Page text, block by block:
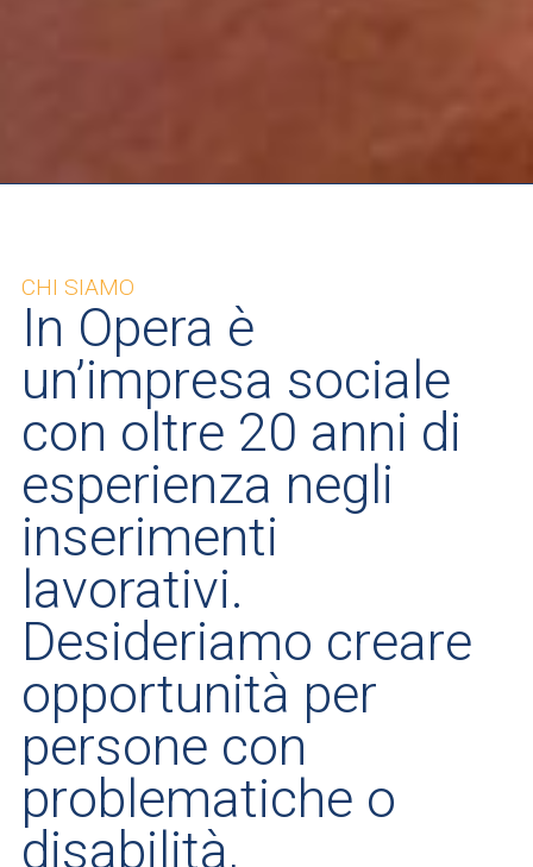
CHI SIAMO
In Opera è
un’impresa sociale
con oltre 20 anni di
esperienza negli
inserimenti
lavorativi.
Desideriamo creare
opportunità per
persone con
problematiche o
disabilità,